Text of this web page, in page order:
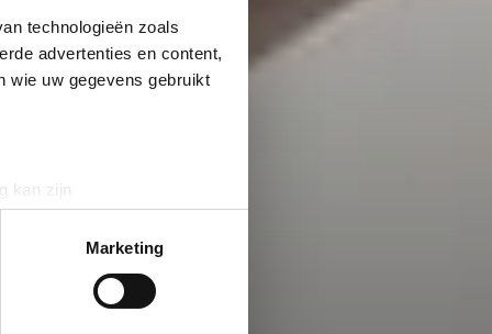
technologieën zoals
advertenties en content,
wie uw gegevens gebruikt
kan zijn
detailgedeeltein. U kunt uw
Marketing